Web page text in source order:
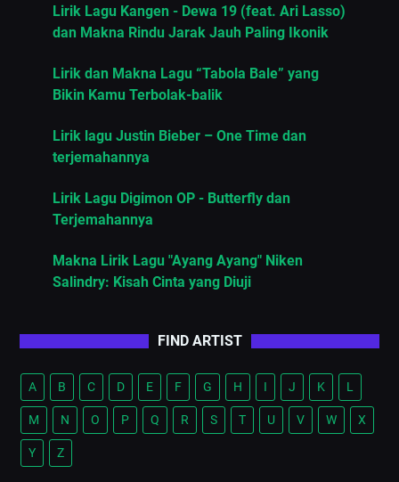
Lirik Lagu Kangen - Dewa 19 (feat. Ari Lasso)
dan Makna Rindu Jarak Jauh Paling Ikonik
Lirik dan Makna Lagu “Tabola Bale” yang
Bikin Kamu Terbolak-balik
Lirik lagu Justin Bieber – One Time dan
terjemahannya
Lirik Lagu Digimon OP - Butterfly dan
Terjemahannya
Makna Lirik Lagu "Ayang Ayang" Niken
Salindry: Kisah Cinta yang Diuji
FIND ARTIST
A B C D E F G H I J K L
M N O P Q R S T U V W X
Y Z